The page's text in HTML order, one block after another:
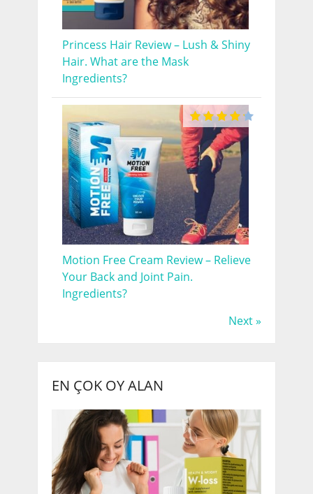
Princess Hair Review – Lush & Shiny
Hair. What are the Mask
Ingredients?
Motion Free Cream Review – Relieve
Your Back and Joint Pain.
Ingredients?
Next »
EN ÇOK OY ALAN